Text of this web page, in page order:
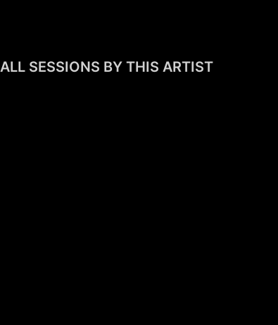
ALL SESSIONS BY THIS ARTIST